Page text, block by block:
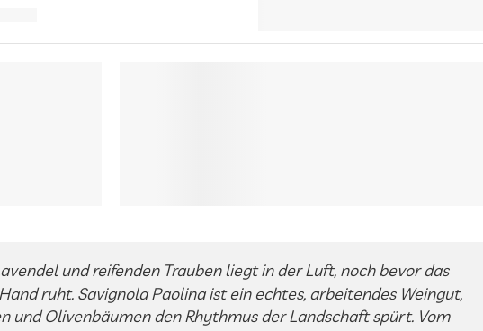
und reifenden Trauben liegt in der Luft, noch bevor das
ruht. Savignola Paolina ist ein echtes, arbeitendes Weingut,
und Olivenbäumen den Rhythmus der Landschaft spürt. Vom